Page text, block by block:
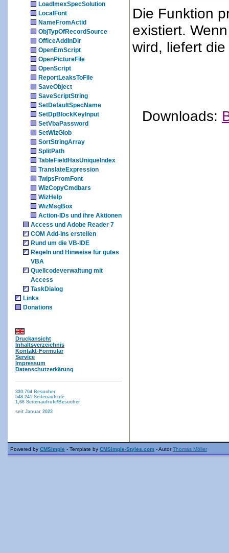
LoadImexSpecSolution
LocalFont
NameFromActid
ObjTypOfRecordSource
OfficeAddInDir
OpenEmScript
OpenPictureFile
OpenScript
ReportLeaksToFile
SaveObject
SaveScriptString
SetDefaultSpecName
SetDpBlockKeyInput
SetVbaPassword
SetWizGlob
SortStringArray
SplitPath
TableFieldHasUniqueIndex
TranslateExpression
TwipsFromFont
WizCopyCmdbars
WizHelp
WizMsgBox
Action-IDs und ihre Aktionen
Access und Adobe Reader 7
COM Add-Ins erstellen
Rund um die VB-IDE
Regeln und Hinweise für gutes
VBA
Quellcodeverwaltung mit
Access
TaskDialog
Links
Donations
Druckansicht
Inhaltsverzeichnis
Kontakt-Formular
Service
Impressum
Datenschutzerkärung
330.704 Besucher
548.241 Seitenaufrufe
1,66 Seitenaufrufe/Besucher
seit Januar 2023
Die Funktion
existiert.
wird, liefert
Downloads:
Powered by CMSimple - Template by CMSimple-Styles.com - Autor:Thomas Möller